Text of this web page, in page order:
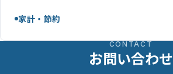
家計・節約
CONTACT
お問い合わせ